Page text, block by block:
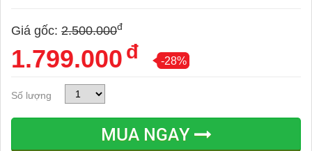
Giá gốc: 2.500.000đ
1.799.000 đ -28%
Số lượng
MUA NGAY